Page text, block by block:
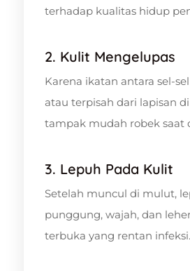
terhadap kualitas hidup
2. Kulit Mengelupas
Karena ikatan antara sel-
atau terpisah dari lapisan
tampak mudah robek saat
3. Lepuh Pada Kulit
Setelah muncul di mulut,
punggung, wajah, dan
terbuka yang rentan infeksi.